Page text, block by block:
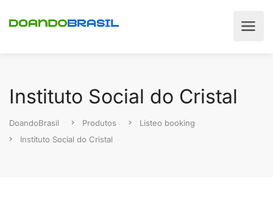
Instituto Social do Cristal
DoandoBrasil Produtos
Listeo booking
Instituto Social do Cristal